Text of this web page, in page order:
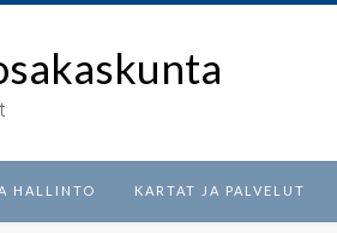
HALLINTO KARTAT JA PALVELUT